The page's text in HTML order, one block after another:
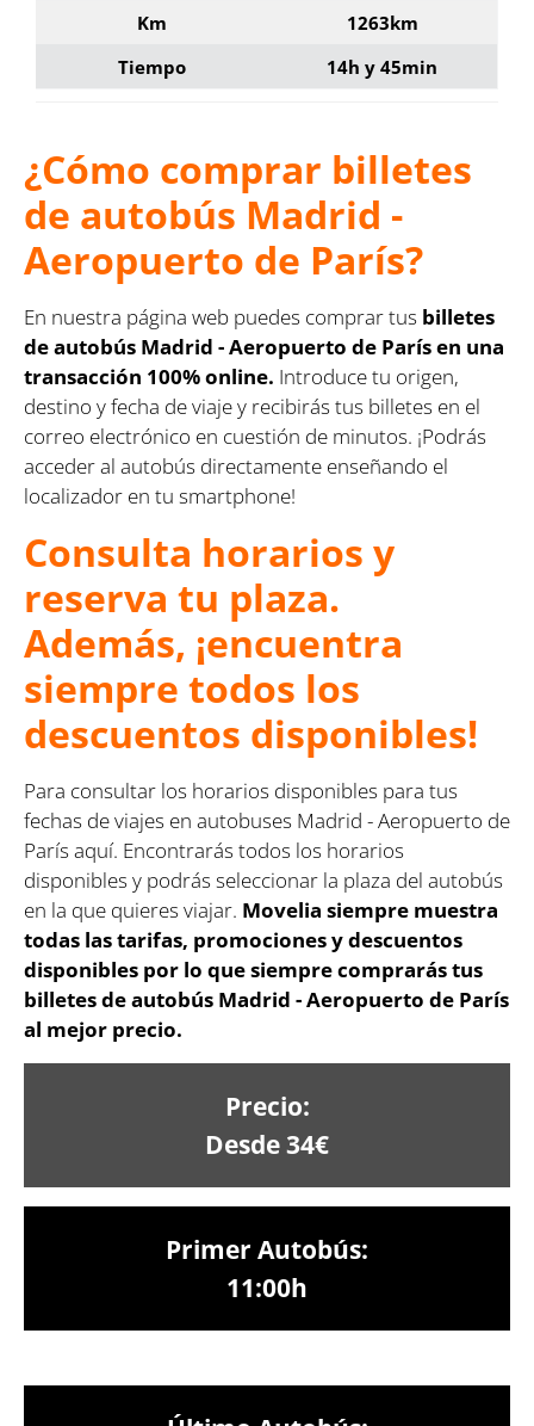
Km
1263km
Tiempo
14h y 45min
¿Cómo comprar billetes
de autobús Madrid -
Aeropuerto de París?
En nuestra página web puedes comprar tus billetes
de autobús Madrid - Aeropuerto de París en una
transacción 100% online. Introduce tu origen,
destino y fecha de viaje y recibirás tus billetes en el
correo electrónico en cuestión de minutos. ¡Podrás
acceder al autobús directamente enseñando el
localizador en tu smartphone!
Consulta horarios y
reserva tu plaza.
Además, ¡encuentra
siempre todos los
descuentos disponibles!
Para consultar los horarios disponibles para tus
fechas de viajes en autobuses Madrid - Aeropuerto de
París aquí. Encontrarás todos los horarios
disponibles y podrás seleccionar la plaza del autobús
en la que quieres viajar. Movelia siempre muestra
todas las tarifas, promociones y descuentos
disponibles por lo que siempre comprarás tus
billetes de autobús Madrid - Aeropuerto de París
al mejor precio.
Precio:
Desde 34€
Primer Autobús:
11:00h